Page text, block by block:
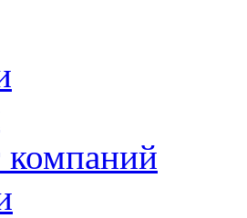
компаний